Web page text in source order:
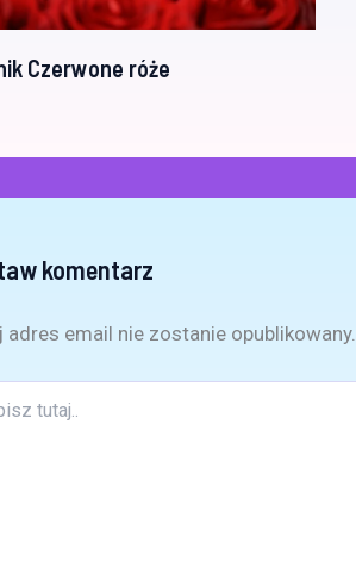
Czerwone róże
komentarz
adres email nie zostanie opublikowany.